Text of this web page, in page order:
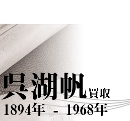
呉湖帆買取
1894年 - 1968年